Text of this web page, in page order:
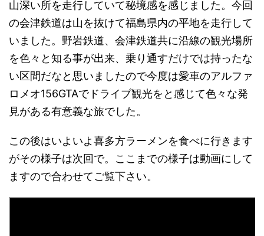
山深い所を走行していて秘境感を感じました。今回
の会津鉄道は山を抜けて福島県内の平地を走行して
いました。野岩鉄道、会津鉄道共に沿線の観光場所
を色々と知る事が出来、乗り通すだけでは持ったな
い区間だなと思いましたので今度は愛車のアルファ
ロメオ156GTAでドライブ観光をと感じて色々な発
見がある有意義な旅でした。
この後はいよいよ喜多方ラーメンを食べに行きます
がその様子は次回で。ここまでの様子は動画にして
ますので合わせてご覧下さい。